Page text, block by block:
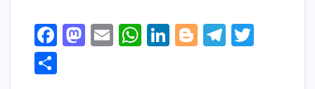
F
M
E
W
Li
Bl
T